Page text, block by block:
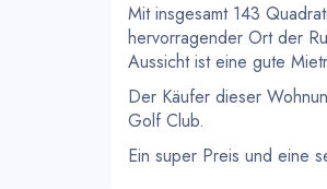
Mit insgesamt 143
hervorragender Ort der
Aussicht ist eine gute
Der Käufer dieser
Golf Club.
Ein super Preis und eine